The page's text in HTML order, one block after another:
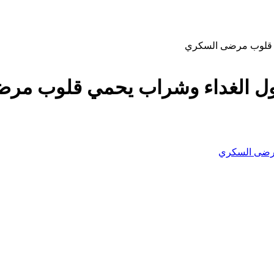
قلوب مرضى السكري
الغداء وشراب يحمي قلوب